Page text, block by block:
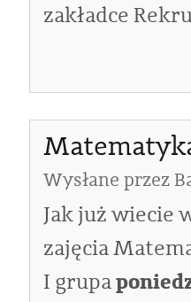
zakładce
Wysłane przez
Jak już wiecie
zajęcia
I grupa